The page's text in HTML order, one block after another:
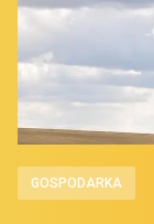
GOSPODARKA